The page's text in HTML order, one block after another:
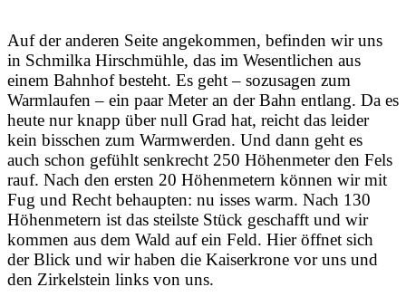
Auf der anderen Seite angekommen, befinden wir uns
in Schmilka Hirschmühle, das im Wesentlichen aus
einem Bahnhof besteht. Es geht – sozusagen zum
Warmlaufen – ein paar Meter an der Bahn entlang. Da es
heute nur knapp über null Grad hat, reicht das leider
kein bisschen zum Warmwerden. Und dann geht es
auch schon gefühlt senkrecht 250 Höhenmeter den Fels
rauf. Nach den ersten 20 Höhenmetern können wir mit
Fug und Recht behaupten: nu isses warm. Nach 130
Höhenmetern ist das steilste Stück geschafft und wir
kommen aus dem Wald auf ein Feld. Hier öffnet sich
der Blick und wir haben die Kaiserkrone vor uns und
den Zirkelstein links von uns.